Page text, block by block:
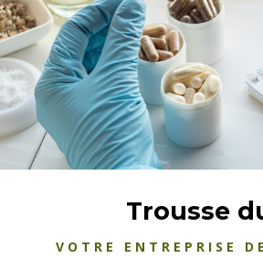
Trousse
VOTRE ENTREPRISE